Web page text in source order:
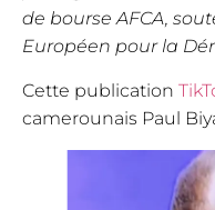
de bourse AFCA,
Européen pour la
Cette publication
camerounais Paul